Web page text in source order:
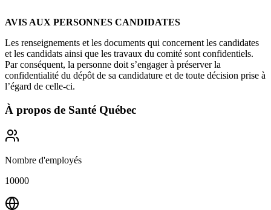
AVIS AUX PERSONNES CANDIDATES
Les renseignements et les documents qui concernent les candidates
et les candidats ainsi que les travaux du comité sont confidentiels.
Par conséquent, la personne doit s’engager à préserver la
confidentialité du dépôt de sa candidature et de toute décision prise à
l’égard de celle-ci.
À propos de Santé Québec
Nombre d'employés
10000